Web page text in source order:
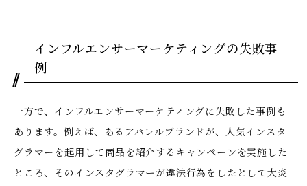
インフルエンサーマーケティングの失敗事
例
一方で、インフルエンサーマーケティングに失敗した事例も
あります。例えば、あるアパレルブランドが、人気インスタ
グラマーを起用して商品を紹介するキャンペーンを実施した
ところ、そのインスタグラマーが違法行為をしたとして大炎